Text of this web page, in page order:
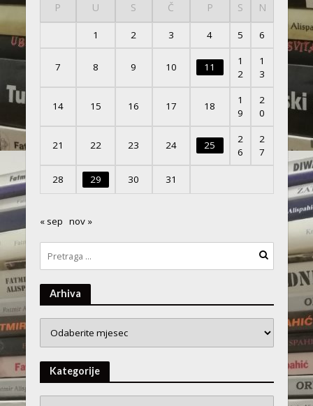
P U S Č P S N
1 2 3 4 5 6
7 8 9 10 11
1
2
1
3
14 15 16 17 18
1
9
2
0
21 22 23 24 25
2
6
2
7
28 29 30 31
« sep nov »
Arhiva
Kategorije